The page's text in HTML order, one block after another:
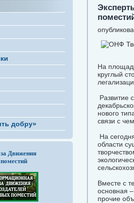
добру»
Движения
На
круглый
Развитие
нового
связи с
На
области
Вместе с
основная
прочие